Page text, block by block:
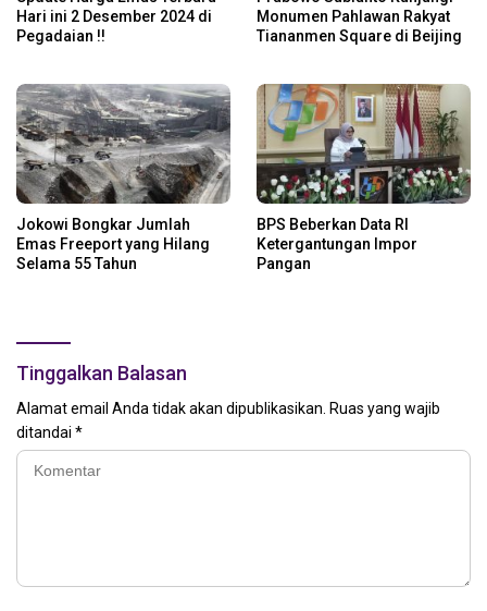
Hari ini 2 Desember 2024 di
Pegadaian !!
Monumen Pahlawan Rakyat
Tiananmen Square di Beijing
Jokowi Bongkar Jumlah
Emas Freeport yang Hilang
Selama 55 Tahun
BPS Beberkan Data RI
Ketergantungan Impor
Pangan
Tinggalkan Balasan
Alamat email Anda tidak akan dipublikasikan. Ruas yang wajib
ditandai *